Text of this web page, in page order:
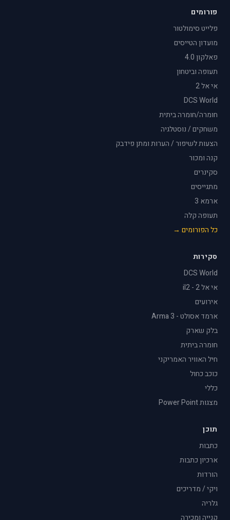
פורומים
פלייט סימולטור
מועדון הטייסים
פאלקון 4.0
תעופה וביטחון
אי אל 2
DCS World
חומרה/חומרה ביתית
משחקים / נוסטלגיה
הצעות לשיפור / הערות ומתן פידבק
קנה ומכור
סקינרים
מתגייסים
ארמא 3
תעופה קלה
כל הפורומים →
סקירות
DCS World
אי אל 2 - il2
אירועים
ארמד אסולט - Arma 3
בלק שארק
חומרה ביתית
חיל האוויר האמריקני
כוכב כחול
כללי
מצגות Power Point
תוכן
כתבות
ארכיון כתבות
הורדות
ויקי / מדריכים
גלריה